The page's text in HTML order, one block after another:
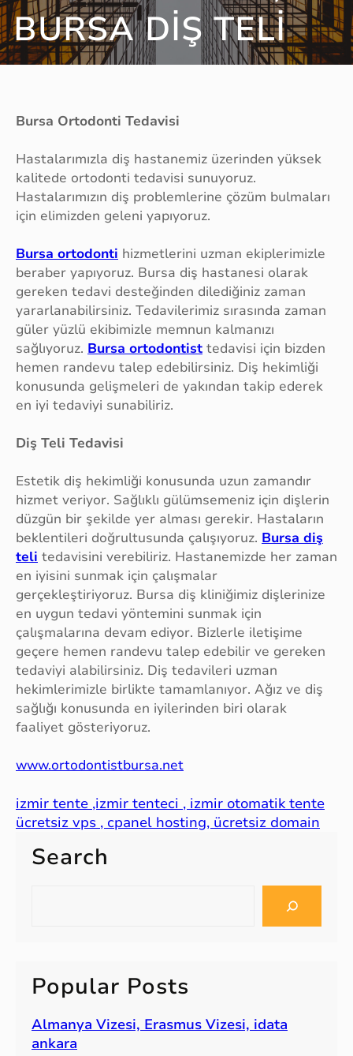
BURSA DIŞ TELI
Bursa Ortodonti Tedavisi
Hastalarımızla diş hastanemiz üzerinden yüksek
kalitede ortodonti tedavisi sunuyoruz.
Hastalarımızın diş problemlerine çözüm bulmaları
için elimizden geleni yapıyoruz.
Bursa ortodonti hizmetlerini uzman ekiplerimizle
beraber yapıyoruz. Bursa diş hastanesi olarak
gereken tedavi desteğinden dilediğiniz zaman
yararlanabilirsiniz. Tedavilerimiz sırasında zaman
güler yüzlü ekibimizle memnun kalmanızı
sağlıyoruz. Bursa ortodontist tedavisi için bizden
hemen randevu talep edebilirsiniz. Diş hekimliği
konusunda gelişmeleri de yakından takip ederek
en iyi tedaviyi sunabiliriz.
Diş Teli Tedavisi
Estetik diş hekimliği konusunda uzun zamandır
hizmet veriyor. Sağlıklı gülümsemeniz için dişlerin
düzgün bir şekilde yer alması gerekir. Hastaların
beklentileri doğrultusunda çalışıyoruz. Bursa diş
teli tedavisini verebiliriz. Hastanemizde her zaman
en iyisini sunmak için çalışmalar
gerçekleştiriyoruz. Bursa diş kliniğimiz dişlerinize
en uygun tedavi yöntemini sunmak için
çalışmalarına devam ediyor. Bizlerle iletişime
geçere hemen randevu talep edebilir ve gereken
tedaviyi alabilirsiniz. Diş tedavileri uzman
hekimlerimizle birlikte tamamlanıyor. Ağız ve diş
sağlığı konusunda en iyilerinden biri olarak
faaliyet gösteriyoruz.
www.ortodontistbursa.net
izmir tente ,izmir tenteci , izmir otomatik tente
ücretsiz vps , cpanel hosting, ücretsiz domain
Search
h
Popular Posts
Almanya Vizesi, Erasmus Vizesi, idata
ankara